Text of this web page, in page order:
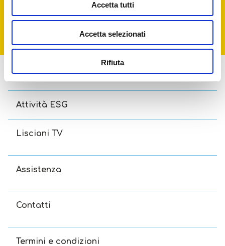
Accetta tutti
Accetta selezionati
Rifiuta
Attività ESG
Lisciani TV
Assistenza
Contatti
Termini e condizioni